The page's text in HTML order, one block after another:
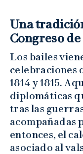
Una
Congreso
Los bailes
celebraciones
1814 y 1815.
diplomáticas
tras las
acompañadas
entonces, el
asociado al